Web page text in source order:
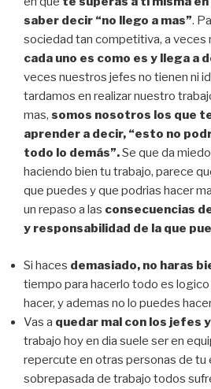
saber decir “no llego a mas”.
sociedad tan competitiva, a veces
cada uno es como es y llega a
veces nuestros jefes no tienen ni
tardamos en realizar nuestro
mas, somos nosotros los que
aprender a decir, “esto no
todo lo demás”.Se que da
haciendo bien tu trabajo, parece
que puedes y que podrias hacer
un repaso a las consecuencias
y responsabilidad de la que
Si haces demasiado, no haras
tiempo para hacerlo todo es
hacer, y ademas no lo puedes
Vas a quedar mal con los jefes
trabajo hoy en dia suele ser en
repercute en otras personas de tu
sobrepasada de trabajo todos